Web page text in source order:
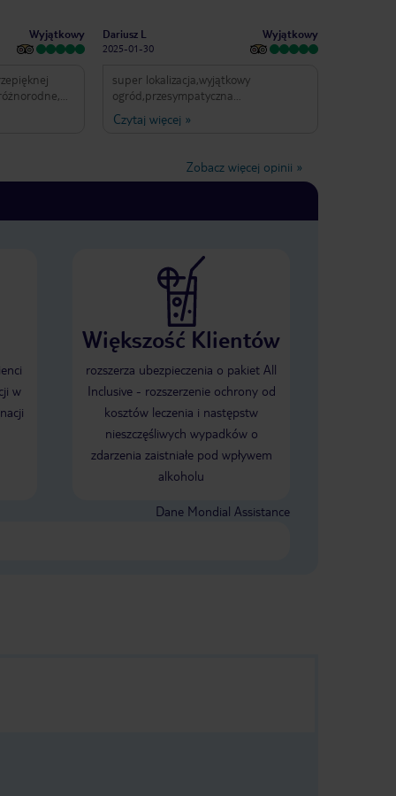
Wyjątkowy
na
basenie.
chciałby,
trochę ubrań,
Dariusz L
2025-01-30
Wyjątkowy
super lokalizacja,wyjątkowy
ogród,przesympatyczna
obsługa,jedzenie
smaczne,wystarczający wybór(bez
przeganiani różnego typu handlarze-
jeden minus to beznadziejne
Czytaj więcej »
Zobacz więcej opinii »
w
Większość Klientów
rozszerza ubezpieczenia o pakiet All
Inclusive - rozszerzenie ochrony od
kosztów leczenia i następstw
nieszczęśliwych wypadków o
zdarzenia zaistniałe pod wpływem
alkoholu
Dane Mondial Assistance